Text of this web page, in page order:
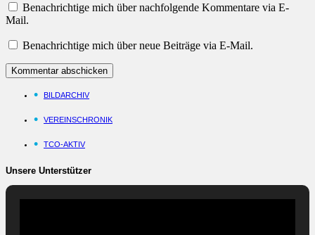
Benachrichtige mich über nachfolgende Kommentare via E-
Mail.
Benachrichtige mich über neue Beiträge via E-Mail.
BILDARCHIV
VEREINSCHRONIK
TCO-AKTIV
Unsere Unterstützer